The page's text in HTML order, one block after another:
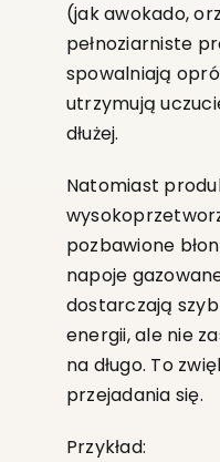
(jak awokado,
pełnoziarniste
spowalniają
utrzymują
dłużej.
Natomiast
pozbawione
napoje
dostarczają
energii, ale nie
na długo. To
przejadania się.
Przykład: